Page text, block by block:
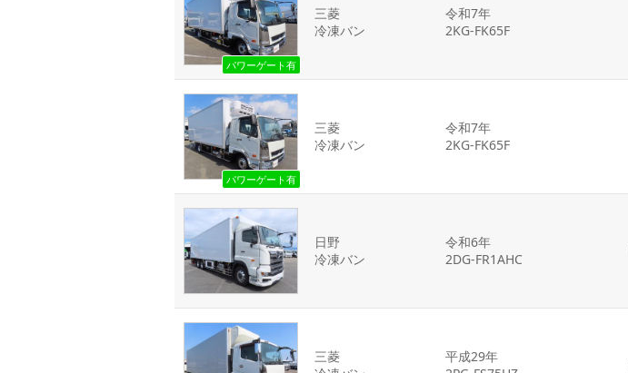
パワーゲート有
三菱
冷凍バン
令和7年
2KG-FK65F
パワーゲート有
三菱
冷凍バン
令和7年
2KG-FK65F
日野
冷凍バン
令和6年
2DG-FR1AHC
三菱
平成29年